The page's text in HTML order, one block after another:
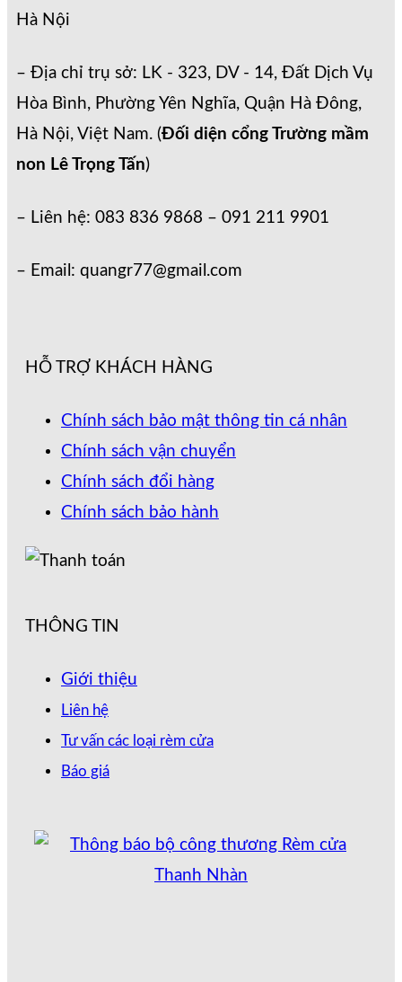
Hà Nội
– Địa chỉ trụ sở: LK - 323, DV - 14, Đất Dịch Vụ
Hòa Bình, Phường Yên Nghĩa, Quận Hà Đông,
Hà Nội, Việt Nam. (Đối diện cổng Trường mầm
non Lê Trọng Tấn)
– Liên hệ: 083 836 9868 – 091 211 9901
– Email: quangr77@gmail.com
HỖ TRỢ KHÁCH HÀNG
Chính sách bảo mật thông tin cá nhân
Chính sách vận chuyển
Chính sách đổi hàng
Chính sách bảo hành
THÔNG TIN
Giới thiệu
Liên hệ
Tư vấn các loại rèm cửa
Báo giá